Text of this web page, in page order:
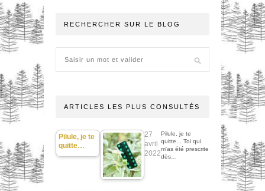
RECHERCHER SUR LE BLOG
ARTICLES LES PLUS CONSULTÉS
Pilule, je te
quitte…
27
avril
2022
Pilule, je te
quitte... Toi qui
m'as été prescrite
dès…